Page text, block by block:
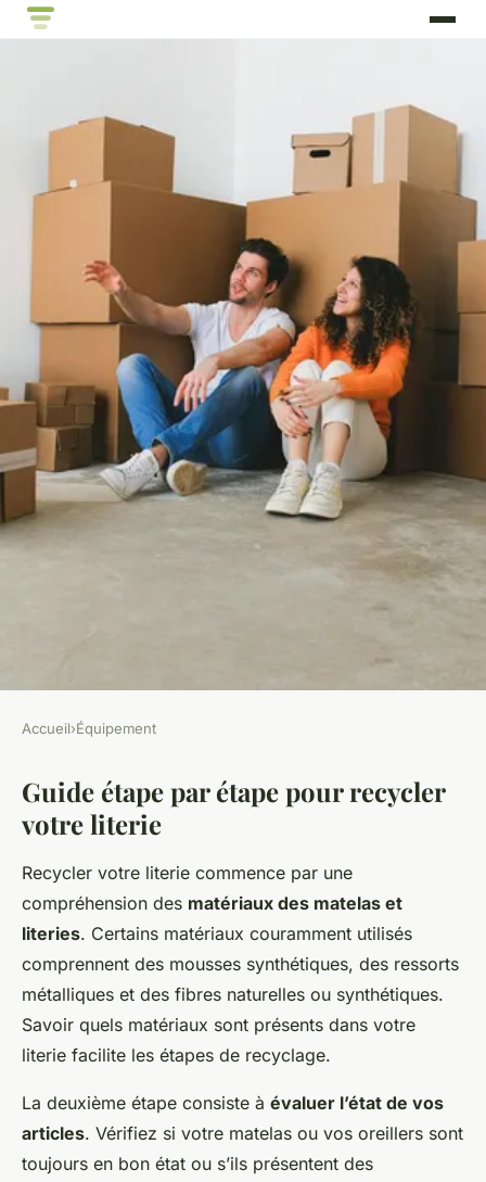
ÉQUIPEMENT
Recycler sa literie : comment
faire ?
Romain•25 novembre 2024•5 min de lecture
Accueil›Équipement
Guide étape par étape pour recycler
votre literie
Recycler votre literie commence par une
compréhension des matériaux des matelas et
literies. Certains matériaux couramment utilisés
comprennent des mousses synthétiques, des ressorts
métalliques et des fibres naturelles ou synthétiques.
Savoir quels matériaux sont présents dans votre
literie facilite les étapes de recyclage.
La deuxième étape consiste à évaluer l’état de vos
articles. Vérifiez si votre matelas ou vos oreillers sont
toujours en bon état ou s’ils présentent des